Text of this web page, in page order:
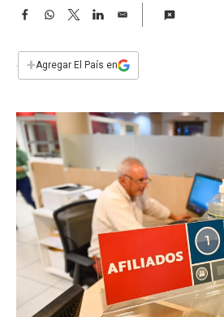
F
e
b
k
W
s
p
T
w
t
L
n
E
i
l
+Agregar El País en